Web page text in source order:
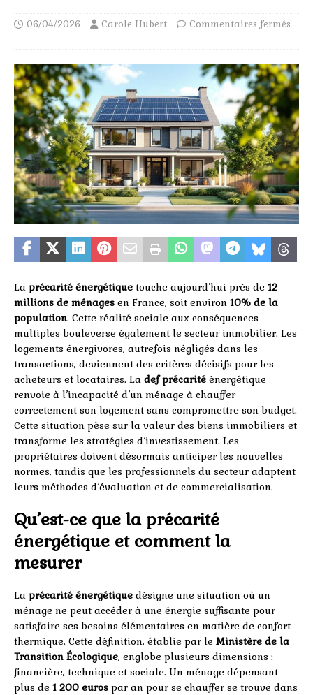
06/04/2026 Carole Hubert Commentaires fermés
La précarité énergétique touche aujourd’hui près de 12
millions de ménages en France, soit environ 10% de la
population. Cette réalité sociale aux conséquences
multiples bouleverse également le secteur immobilier. Les
logements énergivores, autrefois négligés dans les
transactions, deviennent des critères décisifs pour les
acheteurs et locataires. La def précarité énergétique
renvoie à l’incapacité d’un ménage à chauffer
correctement son logement sans compromettre son budget.
Cette situation pèse sur la valeur des biens immobiliers et
transforme les stratégies d’investissement. Les
propriétaires doivent désormais anticiper les nouvelles
normes, tandis que les professionnels du secteur adaptent
leurs méthodes d’évaluation et de commercialisation.
Qu’est-ce que la précarité
énergétique et comment la
mesurer
La précarité énergétique désigne une situation où un
ménage ne peut accéder à une énergie suffisante pour
satisfaire ses besoins élémentaires en matière de confort
thermique. Cette définition, établie par le Ministère de la
Transition Écologique, englobe plusieurs dimensions :
financière, technique et sociale. Un ménage dépensant
plus de 1 200 euros par an pour se chauffer se trouve dans